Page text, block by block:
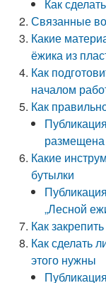
Как
Связанные
Какие
ёжика из
Как
началом
Как
размещена
Какие
бутылки
„Лесной
Как
Как сделать
этого нужны